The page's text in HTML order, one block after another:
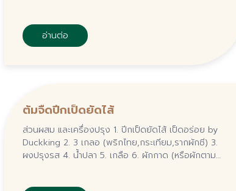
อ่านต่อ
ต้มจืดปีกเป็ดยัดไส้
ส่วนผสม และเครื่องปรุง 1. ปีกเป็ดยัดไส้ เป็ดอร่อย by
Duckking 2. 3 เกลอ (พริกไทย,กระเทียม,รากผักชี) 3.
ผงปรุงรส 4. น้ำปลา 5. เกลือ 6. ผักกาด (หรือผักตาม